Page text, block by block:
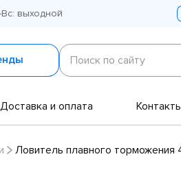
выходной
Поиск
по
сайту
Поиск по сайту
Доставка и оплата
Ловитель плавного